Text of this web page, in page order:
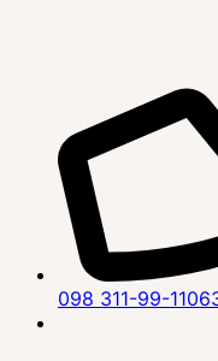
098 311-99-11